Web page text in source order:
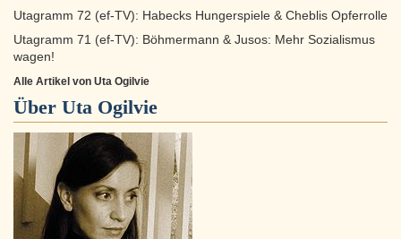
Utagramm 72 (ef-TV): Habecks Hungerspiele & Cheblis Opferrolle
Utagramm 71 (ef-TV): Böhmermann & Jusos: Mehr Sozialismus
wagen!
Alle Artikel von Uta Ogilvie
Über Uta Ogilvie